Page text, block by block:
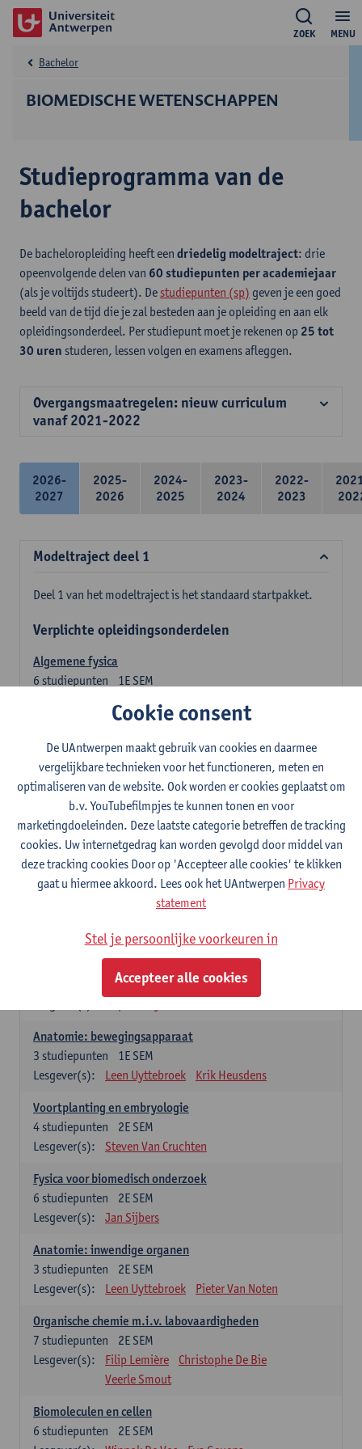
MENU
ZOEK
BIOMEDISCHE WETENSCHAPPEN
Bachelor
Studieprogramma van de
bachelor
De bacheloropleiding heeft een driedelig modeltraject: drie
opeenvolgende delen van 60 studiepunten per academiejaar
(als je voltijds studeert). De studiepunten (sp) geven je een goed
beeld van de tijd die je zal besteden aan je opleiding en aan elk
opleidingsonderdeel. Per studiepunt moet je rekenen op 25 tot
30 uren studeren, lessen volgen en examens afleggen.
Overgangsmaatregelen: nieuw curriculum
vanaf 2021-2022
2026-
2027
2025-
2026
2024-
2025
2023-
2024
2022-
2023
Modeltraject deel 1
Deel 1 van het modeltraject is het standaard startpakket.
Verplichte opleidingsonderdelen
Algemene fysica
1E SEM
6 studiepunten
1E SEM
studiepunten
Lesgever(s):
Jan Sijbers
Algemene chemie m.i.v. labovaardigheden
1E SEM
7studiepunten
Lesgever(s):
Frank Blockhuys Christophe De Bie
Studium generale in de biomedische wetenschappen deel
1: onderzoek in de levenswetenschappen
Lesgever(s):
Anja Verhulst Sebastiaan De Schepper
1E SEM
Anatomie: bewegingsapparaat
1E SEM
3 studiepunten
Lesgever(s):
Leen Uyttebroek Krik Heusdens
Voortplanting en embryologie
2E SEM
4studiepunten
Lesgever(s):
Steven Van Cruchten
Fysica voor biomedisch onderzoek
2E SEM
6 studiepunten
Lesgever(s):
Jan Sijbers
Anatomie: inwendige organen
2E SEM
3 studiepunten
Lesgever(s):
Leen Uyttebroek Pieter Van Noten
Organische chemie m.i.v. labovaardigheden
2E SEM
7 studiepunten
Lesgever(s):
Filip Lemière
Christophe De Bie
Veerle Smout
Biomoleculen en cellen
2E SEM
6 studiepunten
Cookie consent
De UAntwerpen maakt gebruik van cookies en daarmee
vergelijkbare technieken voor het functioneren, meten en
optimaliseren van de website. Ook worden er cookies geplaatst om
b.v. YouTubefilmpjes te kunnen tonen en voor
marketingdoeleinden. Deze laatste categorie betreffen de tracking
cookies. Uw internetgedrag kan worden gevolgd door middel van
deze tracking cookies Door op 'Accepteer alle cookies' te klikken
gaat u hiermee akkoord. Lees ook het UAntwerpen Privacy
statement
Stel je persoonlijke voorkeuren in
Accepteer alle cookies